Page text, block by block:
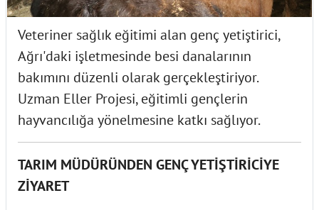
Veteriner sağlık eğitimi alan genç yetiştirici,
Ağrı'daki işletmesinde besi danalarının
bakımını düzenli olarak gerçekleştiriyor.
Uzman Eller Projesi, eğitimli gençlerin
hayvancılığa yönelmesine katkı sağlıyor.
TARIM MÜDÜRÜNDEN GENÇ YETİŞTİRİCİYE
ZİYARET